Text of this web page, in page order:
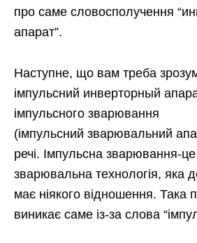
про саме словосполучення
апарат”.
Наступне, що вам треба
імпульсний инверторный
імпульсного зварювання
(імпульсний зварювальний
речі. Імпульсна зварювання-
зварювальна технологія, яка
має ніякого відношення. Така
виникає саме із-за слова